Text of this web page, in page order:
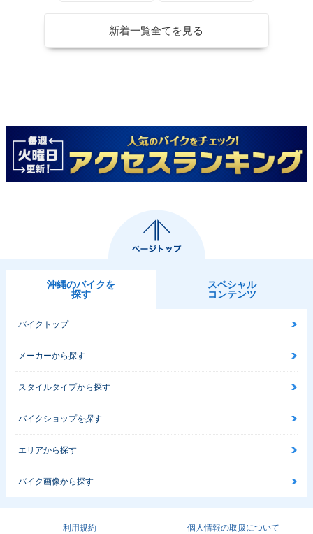
新着一覧全てを見る
沖縄のバイクを
探す
スペシャル
コンテンツ
バイクトップ
メーカーから探す
スタイルタイプから探す
バイクショップを探す
エリアから探す
バイク画像から探す
利用規約 個人情報の取扱について